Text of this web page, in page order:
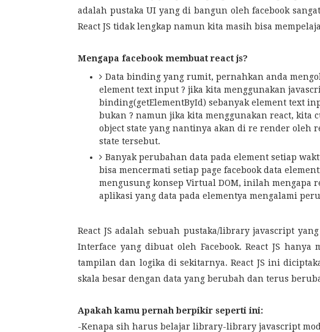
adalah pustaka UI yang di bangun oleh facebook
React JS tidak lengkap namun kita masih bisa
Mengapa facebook membuat react js?
Data binding yang rumit, pernahkan anda
element text input ? jika kita menggunakan
binding(getElementById) sebanyak element text
bukan ? namun jika kita menggunakan react, kita
object state yang nantinya akan di re render oleh
state tersebut.
Banyak perubahan data pada element setiap
bisa mencermati setiap page facebook data
mengusung konsep Virtual DOM, inilah mengapa
aplikasi yang data pada elementya mengalami
React JS adalah sebuah pustaka/library javascript
Interface yang dibuat oleh Facebook. React JS
tampilan dan logika di sekitarnya. React JS ini
skala besar dengan data yang berubah dan terus
Apakah kamu pernah berpikir seperti ini:
-Kenapa sih harus belajar library-library javascript